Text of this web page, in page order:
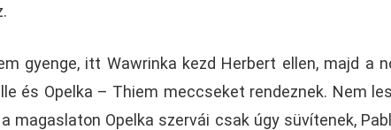
gyenge, itt Wawrinka kezd Herbert ellen, majd a
és Opelka – Thiem meccseket rendeznek. Nem
magaslaton Opelka szervái csak úgy süvítenek,